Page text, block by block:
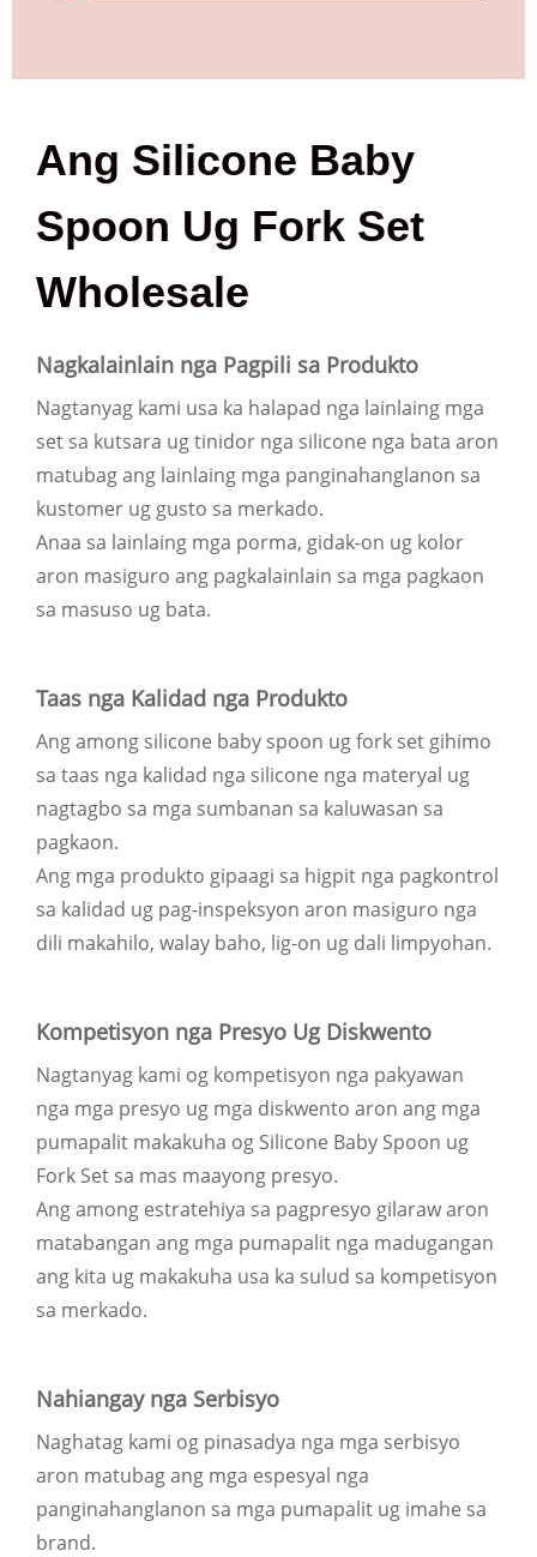
Ang Silicone Baby
Spoon Ug Fork Set
Wholesale
Nagkalainlain nga Pagpili sa Produkto
Nagtanyag kami usa ka halapad nga lainlaing mga
set sa kutsara ug tinidor nga silicone nga bata aron
matubag ang lainlaing mga panginahanglanon sa
kustomer ug gusto sa merkado.
Anaa sa lainlaing mga porma, gidak-on ug kolor
aron masiguro ang pagkalainlain sa mga pagkaon
sa masuso ug bata.
Taas nga Kalidad nga Produkto
Ang among silicone baby spoon ug fork set gihimo
sa taas nga kalidad nga silicone nga materyal ug
nagtagbo sa mga sumbanan sa kaluwasan sa
pagkaon.
Ang mga produkto gipaagi sa higpit nga pagkontrol
sa kalidad ug pag-inspeksyon aron masiguro nga
dili makahilo, walay baho, lig-on ug dali limpyohan.
Kompetisyon nga Presyo Ug Diskwento
Nagtanyag kami og kompetisyon nga pakyawan
nga mga presyo ug mga diskwento aron ang mga
pumapalit makakuha og Silicone Baby Spoon ug
Fork Set sa mas maayong presyo.
Ang among estratehiya sa pagpresyo gilaraw aron
matabangan ang mga pumapalit nga madugangan
ang kita ug makakuha usa ka sulud sa kompetisyon
sa merkado.
Nahiangay nga Serbisyo
Naghatag kami og pinasadya nga mga serbisyo
aron matubag ang mga espesyal nga
panginahanglanon sa mga pumapalit ug imahe sa
brand.